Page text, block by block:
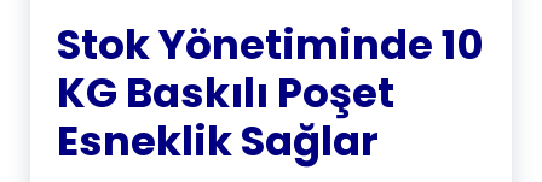
Stok Yönetiminde 10
KG Baskılı Poşet
Esneklik Sağlar